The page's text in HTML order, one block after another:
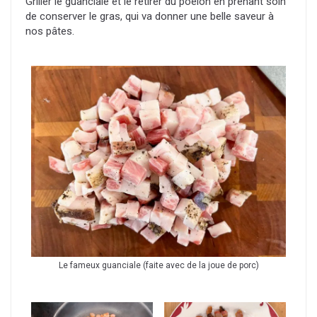
de conserver le gras, qui va donner une belle saveur à
nos pâtes.
Le fameux guanciale (faite avec de la joue de porc)